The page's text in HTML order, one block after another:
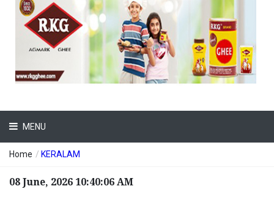
MENU
Home / KERALAM
08 June, 2026 10:40:06 AM